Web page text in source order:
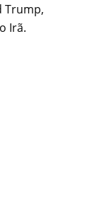
Trump,
Irã.